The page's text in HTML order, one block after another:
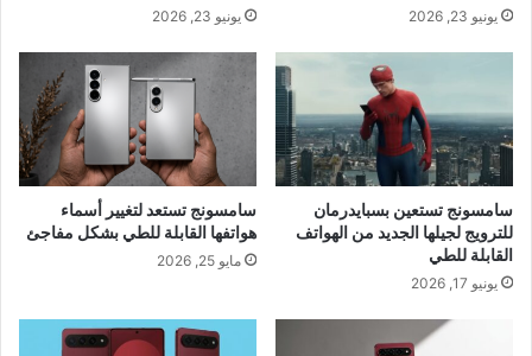
يونيو 23, 2026 يونيو 23, 2026
سامسونج تستعين بسبايدرمان
للترويج لجيلها الجديد من الهواتف
القابلة للطي
يونيو 17, 2026
سامسونج تستعد لتغيير أسماء
هواتفها القابلة للطي بشكل مفاجئ
مايو 25, 2026